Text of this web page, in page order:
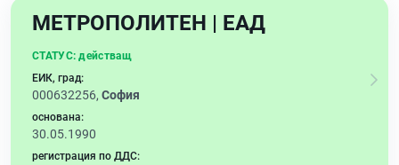
МЕТРОПОЛИТЕН | ЕАД
СТАТУС: действащ
ЕИК, град:
000632256, София
основана:
30.05.1990
регистрация по ДДС: